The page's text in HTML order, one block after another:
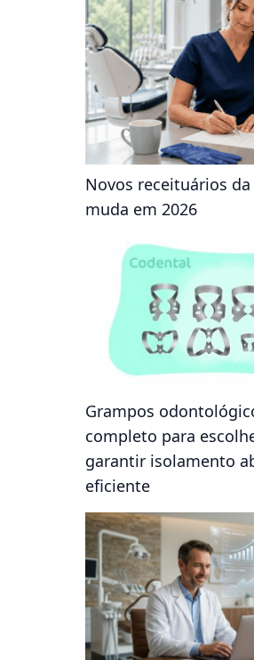
Novos receituários
muda em 2026
Grampos
completo para
garantir isolamento
eficiente